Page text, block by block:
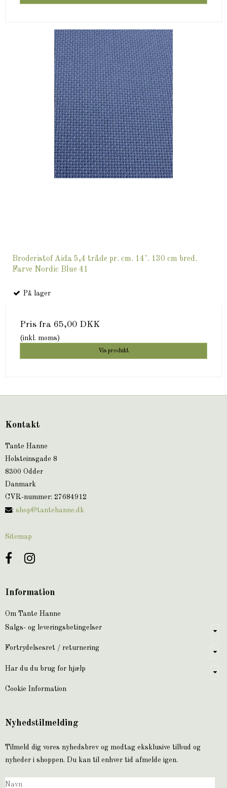
Broderistof Aida 5,4 tråde pr. cm. 14". 130 cm bred.
Farve Nordic Blue 41
På lager
Pris fra 65,00 DKK
(inkl. moms)
Vis produkt
Kontakt
Tante Hanne
Holsteinsgade 8
8300 Odder
Danmark
CVR-nummer: 27684912
: shop@tantehanne.dk
Sitemap
Information
Om Tante Hanne
Salgs- og leveringsbetingelser
Fortrydelsesret / returnering
Har du du brug for hjælp
Cookie Information
Nyhedstilmelding
Tilmeld dig vores nyhedsbrev og modtag eksklusive tilbud og
nyheder i shoppen. Du kan til enhver tid afmelde igen.